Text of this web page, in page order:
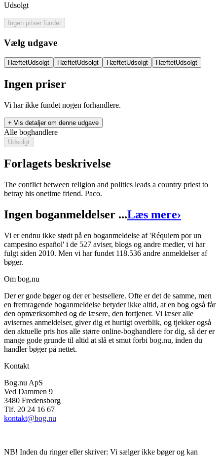
Udsolgt
Ingen priser fundet
Vælg udgave
HæftetUdsolgt HæftetUdsolgt HæftetUdsolgt HæftetUdsolgt
Ingen priser
Vi har ikke fundet nogen forhandlere.
+ Vis detaljer om denne udgave
Forfattere :Ramón J. Sender&Helle Justenborg
Redigeret af Birgit Christiansen
Format:Hæftet
Sider:
ISBN:9788777834523
Forlag: Forlaget Systime
Udgivet: 13. juli 1994
Alle boghandlere
Udsolgt
Forlagets beskrivelse
The conflict between religion and politics leads a country priest to
betray his onetime friend. Paco.
Ingen boganmeldelser ...Læs mere›
Vi er endnu ikke stødt på en boganmeldelse af 'Réquiem por un
campesino español' i de 527 aviser, blogs og andre medier, vi har
fulgt siden 2010. Men vi har fundet 118.536 andre anmeldelser af
bøger.
Om bog.nu
Der er gode bøger og der er bestsellere. Ofte er det de samme, men
en fremragende boganmeldelse betyder ikke altid, at en bog også får
den opmærksomhed og de læsere, den fortjener. Vi læser alle
avisernes anmeldelser, giver dig et hurtigt overblik, og tjekker også
den aktuelle pris hos alle større online-boghandlere for dig, så der er
mange gode grunde til altid at slå et smut forbi bog.nu, inden du
handler bøger på nettet.
Kontakt
Bog.nu ApS
Ved Dammen 9
3480 Fredensborg
Tlf. 20 24 16 67
kontakt@bog.nu
NB! Inden du ringer eller skriver: Vi sælger ikke bøger og kan